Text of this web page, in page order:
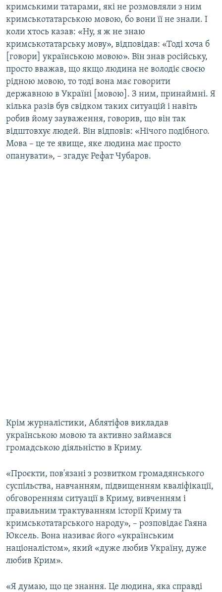
кримськими татарами, які не розмовляли з ним
кримськотатарською мовою, бо вони її не знали. І
коли хтось казав: «Ну, я ж не знаю
кримськотатарську мову», відповідав: «Тоді хоча б
[говори] українською мовою». Він знав російську,
просто вважав, що якщо людина не володіє своєю
рідною мовою, то тоді вона має говорити
державною в Україні [мовою]. З ним, принаймні. Я
кілька разів був свідком таких ситуацій і навіть
робив йому зауваження, говорив, що він так
відштовхує людей. Він відповів: «Нічого подібного.
Мова – це те явище, яке людина має просто
опанувати», – згадує Рефат Чубаров.
Крім журналістики, Аблятіфов викладав
українською мовою та активно займався
громадською діяльністю в Криму.
«Проєкти, пов'язані з розвитком громадянського
суспільства, навчанням, підвищенням кваліфікації,
обговоренням ситуації в Криму, вивченням і
правильним трактуванням історії Криму та
кримськотатарського народу», – розповідає Гаяна
Юксель. Вона називає його «українським
націоналістом», який «дуже любив Україну, дуже
любив Крим».
«Я думаю, що це знання. Це людина, яка справді